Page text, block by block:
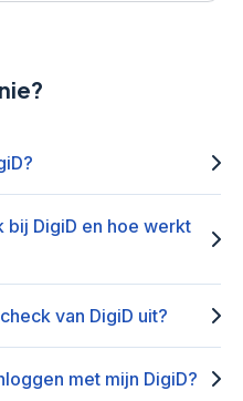
bij DigiD en hoe werkt
van DigiD uit?
met mijn DigiD?